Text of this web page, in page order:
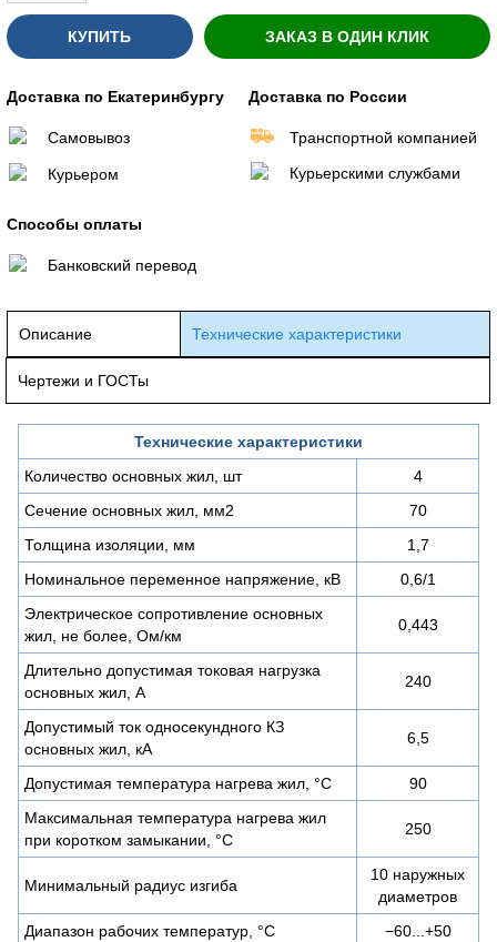
КУПИТЬ ЗАКАЗ В ОДИН КЛИК
Доставка по Екатеринбургу
Самовывоз
Курьером
Доставка по России
Транспортной компанией
Курьерскими службами
Способы оплаты
Банковский перевод
Описание Технические характеристики
Чертежи и ГОСТы
Технические характеристики
Количество основных жил, шт
4
Сечение основных жил, мм2
70
Толщина изоляции, мм
1,7
Номинальное переменное напряжение, кВ
0,6/1
Электрическое сопротивление основных
жил, не более, Ом/км
0,443
Длительно допустимая токовая нагрузка
основных жил, А
240
Допустимый ток односекундного КЗ
основных жил, кА
6,5
Допустимая температура нагрева жил, °С
90
Максимальная температура нагрева жил
при коротком замыкании, °С
250
Минимальный радиус изгиба
10 наружных
диаметров
Диапазон рабочих температур, °С
−60...+50